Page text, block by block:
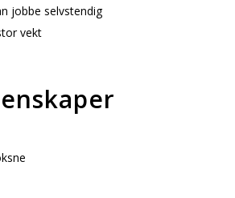
jobbe selvstendig
vekt